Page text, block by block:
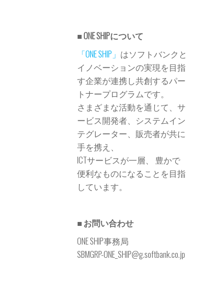
■ ONE SHIPについて
「ONE SHIP」 はソフトバンクと
イノベーションの実現を目指
す企業が連携し共創するパー
トナープログラムです。
さまざまな活動を通じて、サ
ービス開発者、 システムイン
テグレーター、販売者が共に
手を携え、
ICTサービスが一層、 豊かで
便利なものになることを目指
しています。
■ お問い合わせ
ONE SHIP事務局
SBMGRP-ONE_SHIP@g.softbank.co.jp